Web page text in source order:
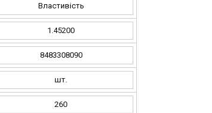
Властивість
1.45200
8483308090
шт.
260